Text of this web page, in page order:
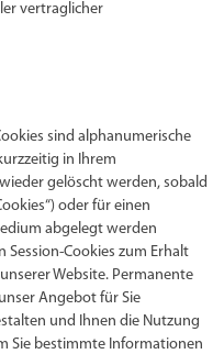
vertraglicher
sind alphanumerische
in Ihrem
gelöscht werden, sobald
oder für einen
abgelegt werden
Session-Cookies zum Erhalt
Website. Permanente
Angebot für Sie
und Ihnen die Nutzung
Sie bestimmte Informationen